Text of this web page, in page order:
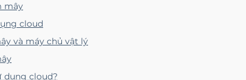
mây
cloud
và máy chủ vật lý
dụng cloud?